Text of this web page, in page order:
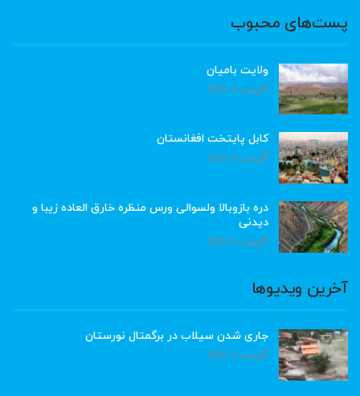
پست‌های محبوب
ولایت بامیان
آگوست 6, 2026
کابل پایتخت افغانستان
آگوست 6, 2026
دره بازوبالا ولسوالی ورس منظره خارق العاده زیبا و
دیدنی
آگوست 6, 2026
آخرین ویدیوها
جاری شدن سیلاب در برگمتال نورستان
آگوست 6, 2026